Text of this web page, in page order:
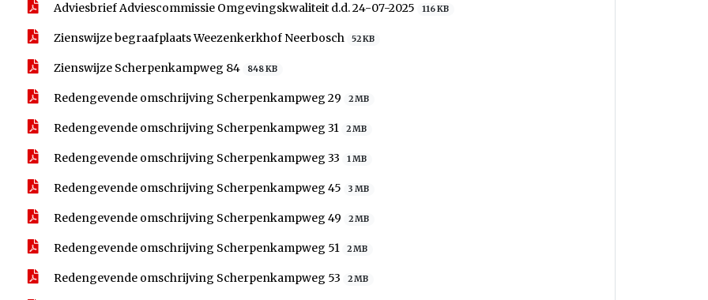
Adviesbrief Adviescommissie Omgevingskwaliteit d.d. 24-07-2025 116 KB
Zienswijze begraafplaats Weezenkerkhof Neerbosch 52 KB
Zienswijze Scherpenkampweg 84 848 KB
Redengevende omschrijving Scherpenkampweg 29 2 MB
Redengevende omschrijving Scherpenkampweg 31 2 MB
Redengevende omschrijving Scherpenkampweg 33 1 MB
Redengevende omschrijving Scherpenkampweg 45 3 MB
Redengevende omschrijving Scherpenkampweg 49 2 MB
Redengevende omschrijving Scherpenkampweg 51 2 MB
Redengevende omschrijving Scherpenkampweg 53 2 MB